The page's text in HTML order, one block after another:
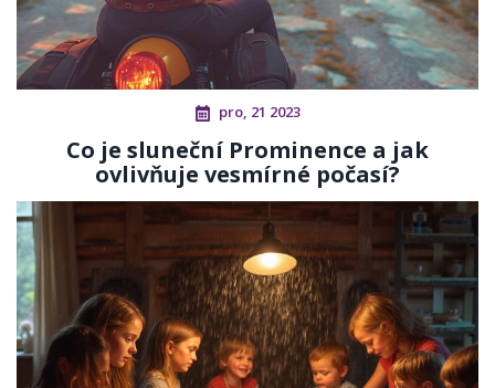
pro, 21 2023
Co je sluneční Prominence a jak
ovlivňuje vesmírné počasí?